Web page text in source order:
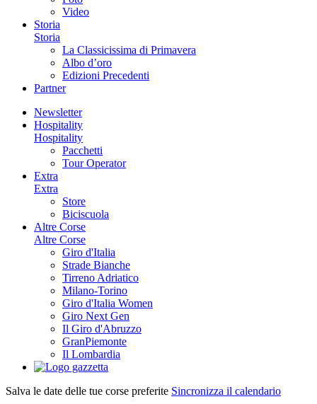
Video
Storia
Storia
La Classicissima di Primavera
Albo d’oro
Edizioni Precedenti
Partner
Newsletter
Hospitality
Hospitality
Pacchetti
Tour Operator
Extra
Extra
Store
Biciscuola
Altre Corse
Altre Corse
Giro d'Italia
Strade Bianche
Tirreno Adriatico
Milano-Torino
Giro d'Italia Women
Giro Next Gen
Il Giro d'Abruzzo
GranPiemonte
Il Lombardia
Salva le date delle tue corse preferite Sincronizza il calendario